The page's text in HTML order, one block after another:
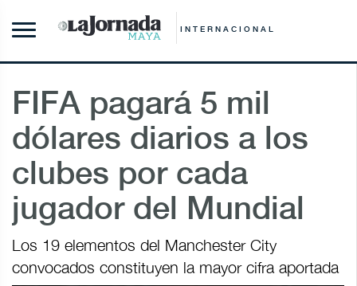
INTERNACIONAL
FIFA pagará 5 mil
dólares diarios a los
clubes por cada
jugador del Mundial
Los 19 elementos del Manchester City
convocados constituyen la mayor cifra aportada